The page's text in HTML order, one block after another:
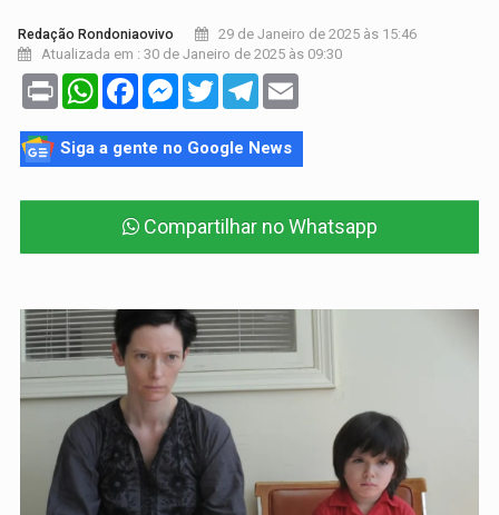
Redação Rondoniaovivo
29 de Janeiro de 2025 às 15:46
Atualizada em : 30 de Janeiro de 2025 às 09:30
Print WhatsAppFacebookMessenger
TwitterTelegram
Siga a gente no Google News
Compartilhar no Whatsapp